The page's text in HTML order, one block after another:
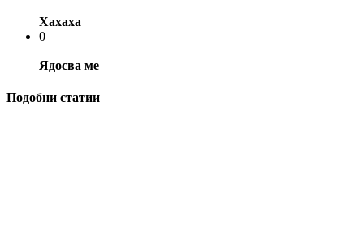
Хахаха
0
Ядосва ме
Подобни статии